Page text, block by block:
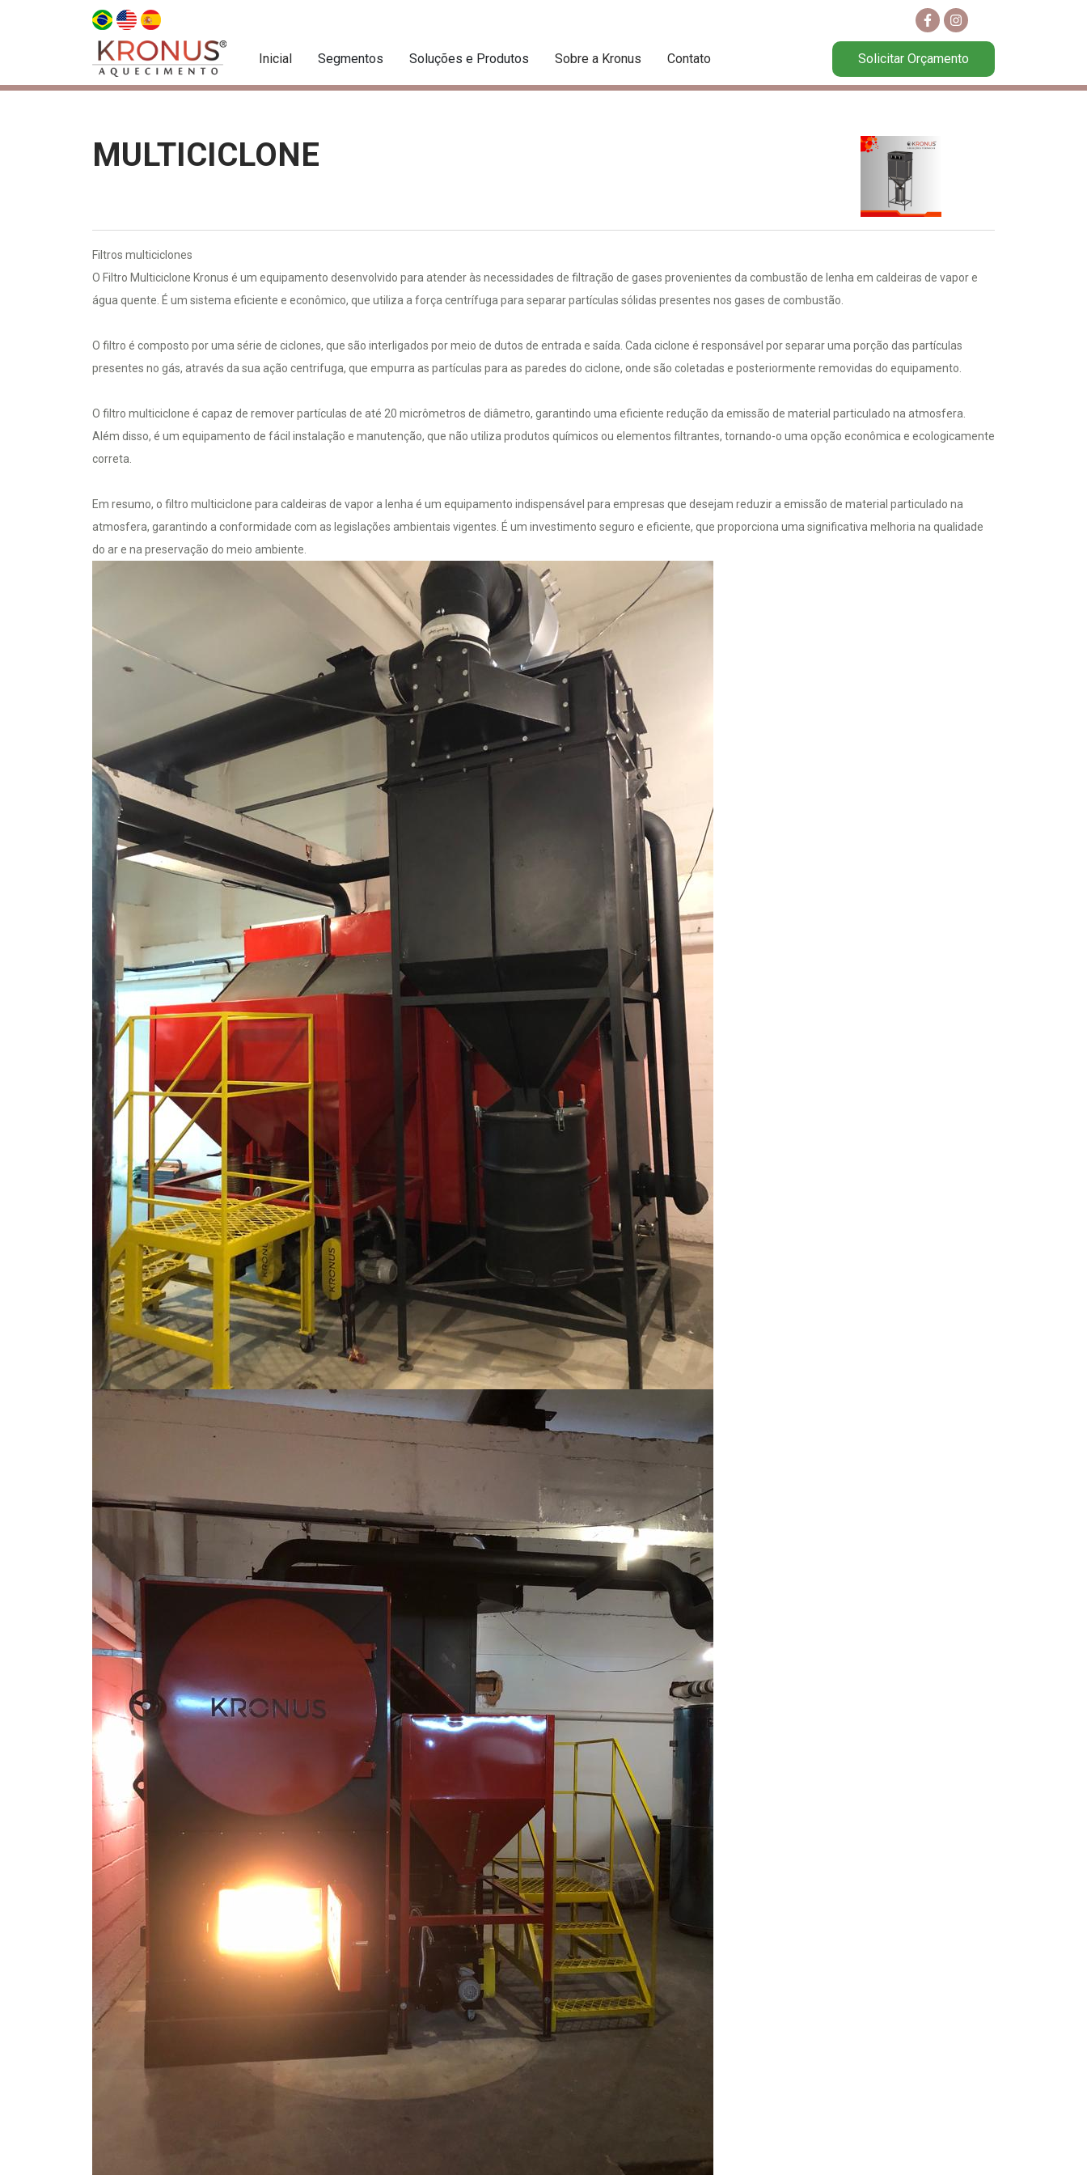
Inicial Segmentos Soluções e Produtos Sobre a Kronus Contato Solicitar Orçamento
MULTICICLONE
Filtros multiciclones
O Filtro Multiciclone Kronus é um equipamento desenvolvido para atender às necessidades de filtração de gases provenientes da combustão de lenha em caldeiras de vapor e
água quente. É um sistema eficiente e econômico, que utiliza a força centrífuga para separar partículas sólidas presentes nos gases de combustão.
O filtro é composto por uma série de ciclones, que são interligados por meio de dutos de entrada e saída. Cada ciclone é responsável por separar uma porção das partículas
presentes no gás, através da sua ação centrifuga, que empurra as partículas para as paredes do ciclone, onde são coletadas e posteriormente removidas do equipamento.
O filtro multiciclone é capaz de remover partículas de até 20 micrômetros de diâmetro, garantindo uma eficiente redução da emissão de material particulado na atmosfera.
Além disso, é um equipamento de fácil instalação e manutenção, que não utiliza produtos químicos ou elementos filtrantes, tornando-o uma opção econômica e ecologicamente
correta.
Em resumo, o filtro multiciclone para caldeiras de vapor a lenha é um equipamento indispensável para empresas que desejam reduzir a emissão de material particulado na
atmosfera, garantindo a conformidade com as legislações ambientais vigentes. É um investimento seguro e eficiente, que proporciona uma significativa melhoria na qualidade
do ar e na preservação do meio ambiente.